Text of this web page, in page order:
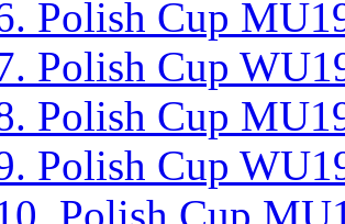
Polish Cup
Polish Cup
Polish Cup
Polish Cup
Polish Cup